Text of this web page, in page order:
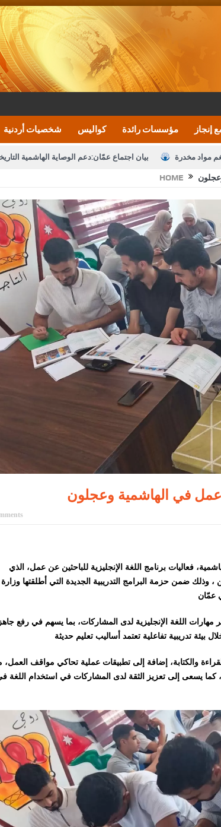
شخصيات أردنية كواليس مؤسسات رائدة إنجاز
بيان اجتماع عمّان:دعم الوصاية الهاشمية
تشكيلات إدارية واسعة في الداخلية (اسماء)
القاضي يلتقي رؤساء تحرير الصحف اليومية ويؤكد حرص
الملك يتلقى اتصالا هاتفيا من العاهل البحريني التوفيق
عارف
HOME
عمل في الهاشمية وعجلون
فعاليات برنامج اللغة الإنجليزية للباحثين عن عمل، الذي
40 شابا شابة من المركزين ، وذلك ضمن حزمة البرامج التدريبية الجديدة التي أطلقتها وزارة
اللغة الإنجليزية لدى المشاركات، بما يسهم في رفع
والكتابة، إضافة إلى تطبيقات عملية تحاكي مواقف العمل،
كما يسعى إلى تعزيز الثقة لدى المشاركات في استخدام اللغة